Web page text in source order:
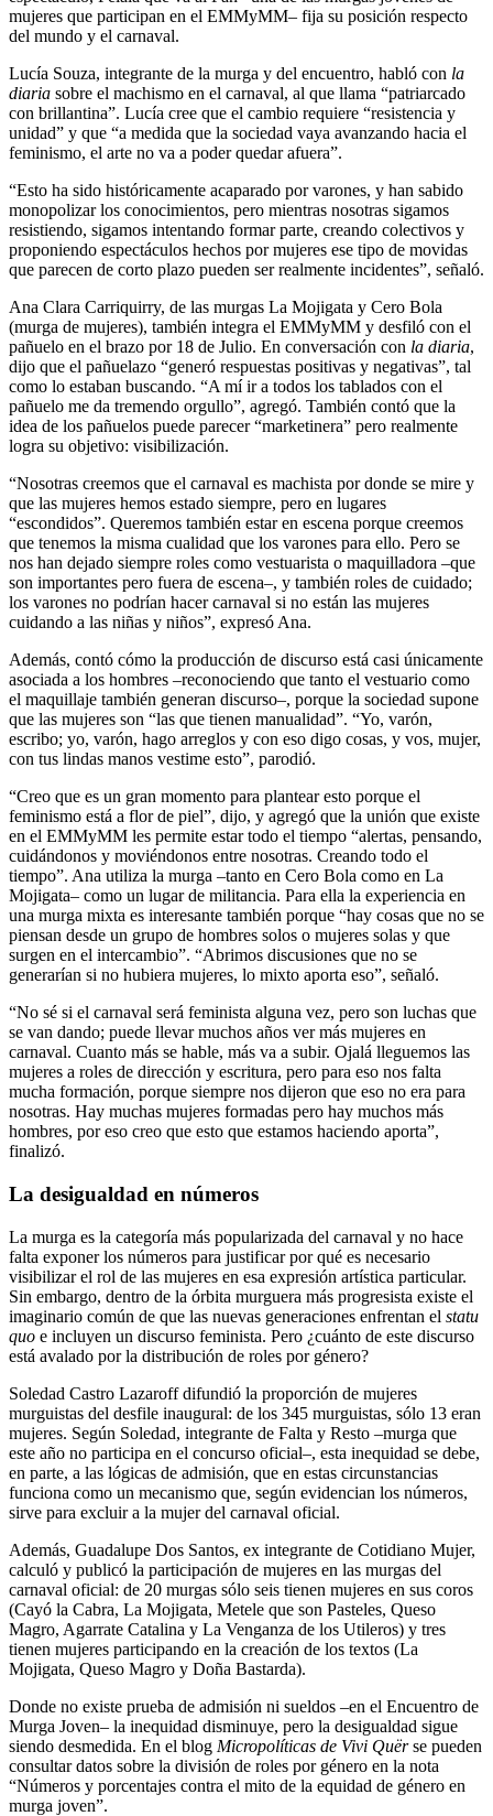
mujeres que participan en el EMMyMM– fija su posición respecto
del mundo y el carnaval.
Lucía Souza, integrante de la murga y del encuentro, habló con la
diaria sobre el machismo en el carnaval, al que llama “patriarcado
con brillantina”. Lucía cree que el cambio requiere “resistencia y
unidad” y que “a medida que la sociedad vaya avanzando hacia el
feminismo, el arte no va a poder quedar afuera”.
“Esto ha sido históricamente acaparado por varones, y han sabido
monopolizar los conocimientos, pero mientras nosotras sigamos
resistiendo, sigamos intentando formar parte, creando colectivos y
proponiendo espectáculos hechos por mujeres ese tipo de movidas
que parecen de corto plazo pueden ser realmente incidentes”, señaló.
Ana Clara Carriquirry, de las murgas La Mojigata y Cero Bola
(murga de mujeres), también integra el EMMyMM y desfiló con el
pañuelo en el brazo por 18 de Julio. En conversación con la diaria,
dijo que el pañuelazo “generó respuestas positivas y negativas”, tal
como lo estaban buscando. “A mí ir a todos los tablados con el
pañuelo me da tremendo orgullo”, agregó. También contó que la
idea de los pañuelos puede parecer “marketinera” pero realmente
logra su objetivo: visibilización.
“Nosotras creemos que el carnaval es machista por donde se mire y
que las mujeres hemos estado siempre, pero en lugares
“escondidos”. Queremos también estar en escena porque creemos
que tenemos la misma cualidad que los varones para ello. Pero se
nos han dejado siempre roles como vestuarista o maquilladora –que
son importantes pero fuera de escena–, y también roles de cuidado;
los varones no podrían hacer carnaval si no están las mujeres
cuidando a las niñas y niños”, expresó Ana.
Además, contó cómo la producción de discurso está casi únicamente
asociada a los hombres –reconociendo que tanto el vestuario como
el maquillaje también generan discurso–, porque la sociedad supone
que las mujeres son “las que tienen manualidad”. “Yo, varón,
escribo; yo, varón, hago arreglos y con eso digo cosas, y vos, mujer,
con tus lindas manos vestime esto”, parodió.
“Creo que es un gran momento para plantear esto porque el
feminismo está a flor de piel”, dijo, y agregó que la unión que existe
en el EMMyMM les permite estar todo el tiempo “alertas, pensando,
cuidándonos y moviéndonos entre nosotras. Creando todo el
tiempo”. Ana utiliza la murga –tanto en Cero Bola como en La
Mojigata– como un lugar de militancia. Para ella la experiencia en
una murga mixta es interesante también porque “hay cosas que no se
piensan desde un grupo de hombres solos o mujeres solas y que
surgen en el intercambio”. “Abrimos discusiones que no se
generarían si no hubiera mujeres, lo mixto aporta eso”, señaló.
“No sé si el carnaval será feminista alguna vez, pero son luchas que
se van dando; puede llevar muchos años ver más mujeres en
carnaval. Cuanto más se hable, más va a subir. Ojalá lleguemos las
mujeres a roles de dirección y escritura, pero para eso nos falta
mucha formación, porque siempre nos dijeron que eso no era para
nosotras. Hay muchas mujeres formadas pero hay muchos más
hombres, por eso creo que esto que estamos haciendo aporta”,
finalizó.
La desigualdad en números
La murga es la categoría más popularizada del carnaval y no hace
falta exponer los números para justificar por qué es necesario
visibilizar el rol de las mujeres en esa expresión artística particular.
Sin embargo, dentro de la órbita murguera más progresista existe el
imaginario común de que las nuevas generaciones enfrentan el statu
quo e incluyen un discurso feminista. Pero ¿cuánto de este discurso
está avalado por la distribución de roles por género?
Soledad Castro Lazaroff difundió la proporción de mujeres
murguistas del desfile inaugural: de los 345 murguistas, sólo 13 eran
mujeres. Según Soledad, integrante de Falta y Resto –murga que
este año no participa en el concurso oficial–, esta inequidad se debe,
en parte, a las lógicas de admisión, que en estas circunstancias
funciona como un mecanismo que, según evidencian los números,
sirve para excluir a la mujer del carnaval oficial.
Además, Guadalupe Dos Santos, ex integrante de Cotidiano Mujer,
calculó y publicó la participación de mujeres en las murgas del
carnaval oficial: de 20 murgas sólo seis tienen mujeres en sus coros
(Cayó la Cabra, La Mojigata, Metele que son Pasteles, Queso
Magro, Agarrate Catalina y La Venganza de los Utileros) y tres
tienen mujeres participando en la creación de los textos (La
Mojigata, Queso Magro y Doña Bastarda).
Donde no existe prueba de admisión ni sueldos –en el Encuentro de
Murga Joven– la inequidad disminuye, pero la desigualdad sigue
siendo desmedida. En el blog Micropolíticas de Vivi Quërse pueden
consultar datos sobre la división de roles por género en la nota
“Números y porcentajes contra el mito de la equidad de género en
murga joven”.